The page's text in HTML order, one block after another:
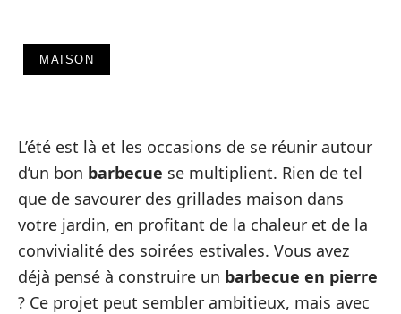
MAISON
L’été est là et les occasions de se réunir autour
d’un bon barbecue se multiplient. Rien de tel
que de savourer des grillades maison dans
votre jardin, en profitant de la chaleur et de la
convivialité des soirées estivales. Vous avez
déjà pensé à construire un barbecue en pierre
? Ce projet peut sembler ambitieux, mais avec